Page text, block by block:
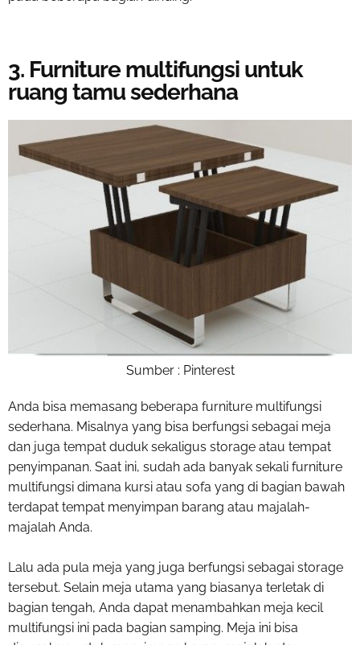
3. Furniture multifungsi untuk
ruang tamu sederhana
Sumber : Pinterest
Anda bisa memasang beberapa furniture multifungsi
sederhana. Misalnya yang bisa berfungsi sebagai meja
dan juga tempat duduk sekaligus storage atau tempat
penyimpanan. Saat ini, sudah ada banyak sekali furniture
multifungsi dimana kursi atau sofa yang di bagian bawah
terdapat tempat menyimpan barang atau majalah-
majalah Anda.
Lalu ada pula meja yang juga berfungsi sebagai storage
tersebut. Selain meja utama yang biasanya terletak di
bagian tengah, Anda dapat menambahkan meja kecil
multifungsi ini pada bagian samping. Meja ini bisa